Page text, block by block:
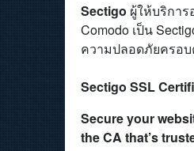
Sectigo ผู้ให้บริกา
Comodo เป็น
ความปลอดภัยครอ
Sectigo SSL
Secure your
the CA that’s